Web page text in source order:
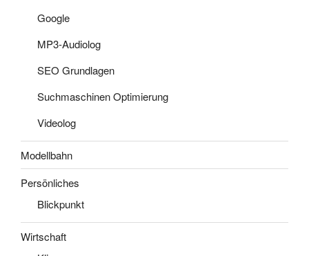
Google
MP3-Audiolog
SEO Grundlagen
Suchmaschinen Optimierung
Videolog
Modellbahn
Persönliches
Blickpunkt
Wirtschaft